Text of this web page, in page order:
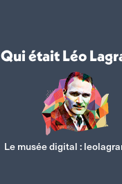
Qui était Léo
Le musée digital :